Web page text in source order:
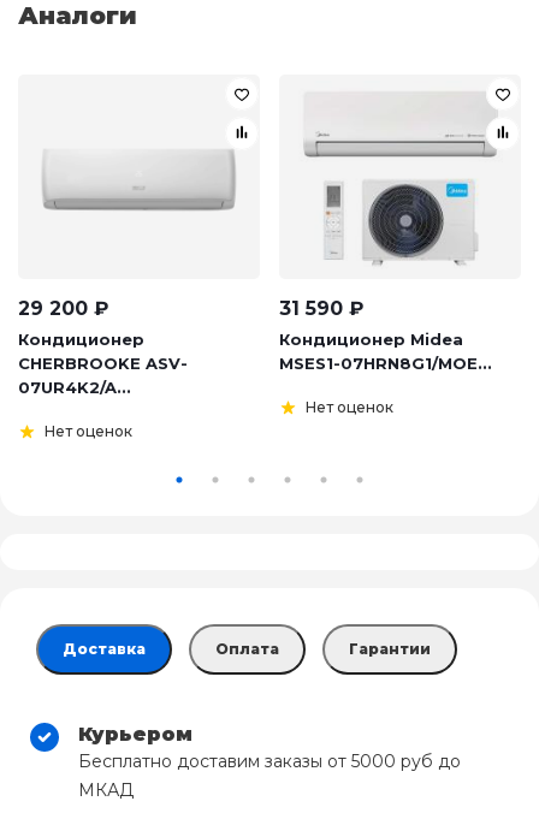
Аналоги
29 200 ₽
Кондиционер
CHERBROOKE ASV-
07UR4K2/A...
Нет оценок
31 590 ₽
Кондиционер Midea
MSES1-07HRN8G1/MOE...
Нет оценок
Доставка Оплата Гарантии
Курьером
Бесплатно доставим заказы от 5000 руб до
МКАД